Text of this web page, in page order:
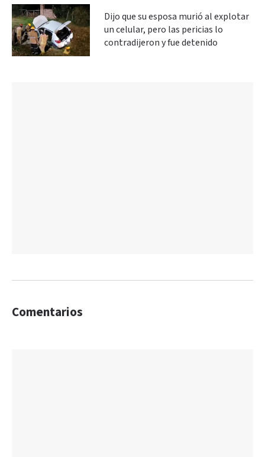
Dijo que su esposa murió al explotar
un celular, pero las pericias lo
contradijeron y fue detenido
Comentarios